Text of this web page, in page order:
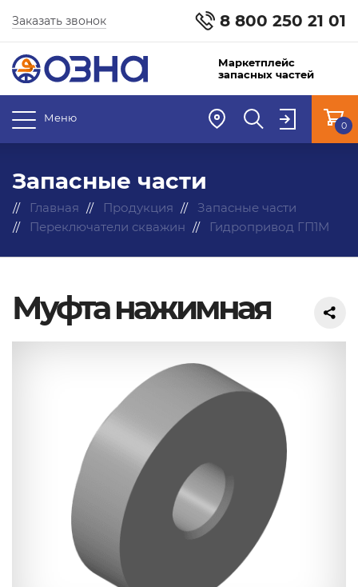
8 800 250 21 01
Заказать звонок
Маркетплейс
запасных частей
Меню
0
Запасные части
Главная Продукция
Запасные части
Переключатели скважин
Гидропривод ГП1М
Муфта нажимная